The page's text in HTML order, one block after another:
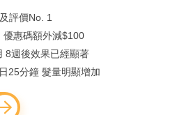
評價No. 1
惠碼額外減$100
8週後效果已經顯著
25分鐘 髮量明顯增加